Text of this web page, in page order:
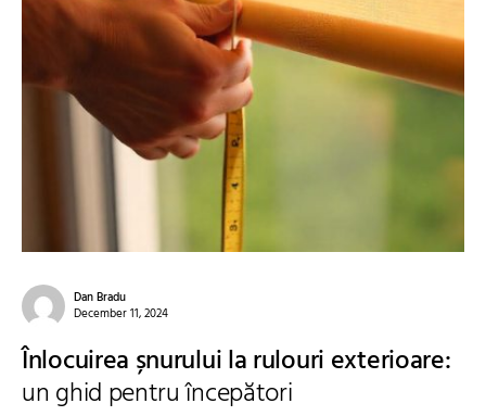
Dan Bradu
December 11, 2024
Înlocuirea șnurului la rulouri exterioare:
un ghid pentru începători